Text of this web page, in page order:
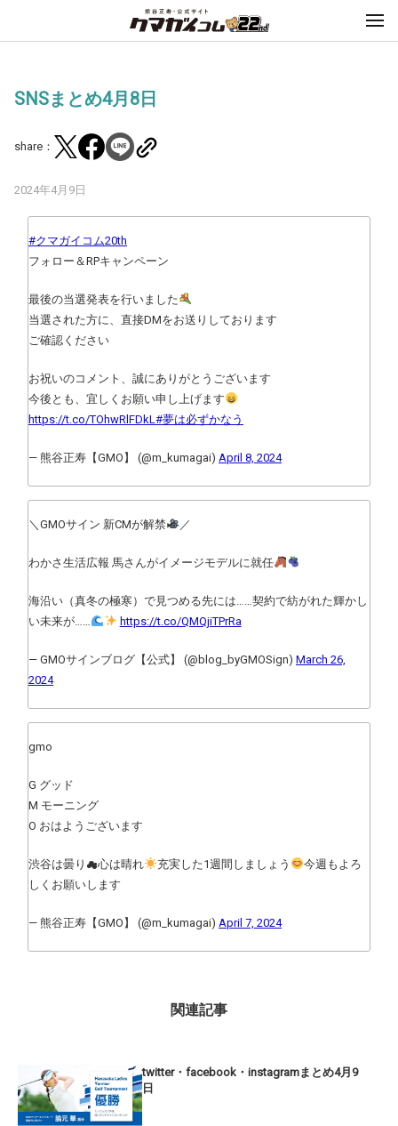
SNSまとめ4月8日
share：
2024年4月9日
#クマガイコム20th
フォロー＆RPキャンペーン
最後の当選発表を行いました
当選された方に、直接DMをお送りしております
ご確認ください
お祝いのコメント、誠にありがとうございます
今後とも、宜しくお願い申し上げます
https://t.co/TOhwRlFDkL #夢は必ずかなう
— 熊谷正寿【GMO】 (@m_kumagai) April 8, 2024
＼GMOサイン 新CMが解禁 ／
わかさ生活広報 馬さんがイメージモデルに就任
海沿い（真冬の極寒）で見つめる先には……契約で紡がれた輝かし
い未来が……
https://t.co/QMQjiTPrRa
— GMOサインブログ【公式】 (@blog_byGMOSign) March 26,
2024
gmo
G グッド
M モーニング
O おはようございます
渋谷は曇り☁心は晴れ 充実した1週間しましょう
今週もよろ
しくお願いします
— 熊谷正寿【GMO】 (@m_kumagai) April 7, 2024
関連記事
twitter・facebook・instagramまとめ4月9
日